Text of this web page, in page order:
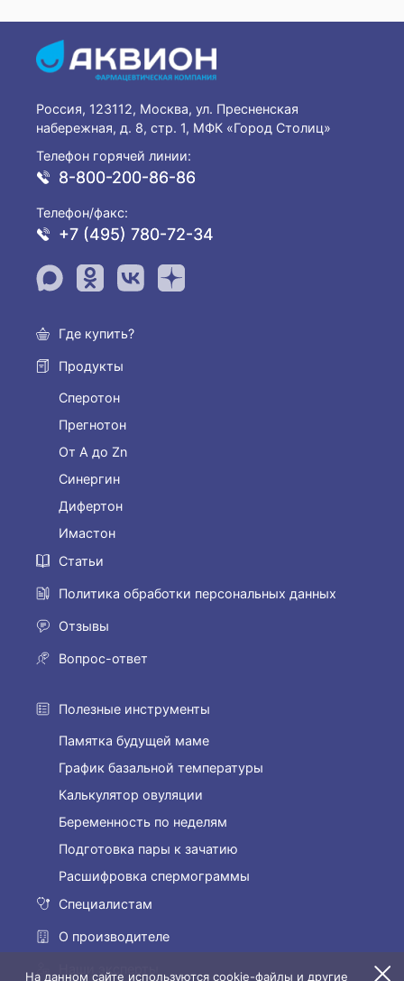
Россия, 123112, Москва, ул. Пресненская
набережная, д. 8, стр. 1, МФК «Город Столиц»
Телефон горячей линии:
8-800-200-86-86
Телефон/факс:
+7 (495) 780-72-34
Где купить?
Продукты
Сперотон
Прегнотон
От А до Zn
Синергин
Дифертон
Имастон
Статьи
Политика обработки персональных данных
Отзывы
Вопрос-ответ
Полезные инструменты
Памятка будущей маме
График базальной температуры
Калькулятор овуляции
Беременность по неделям
Подготовка пары к зачатию
Расшифровка спермограммы
Специалистам
О производителе
Наши эксперты
На данном сайте используются cookie-файлы и другие